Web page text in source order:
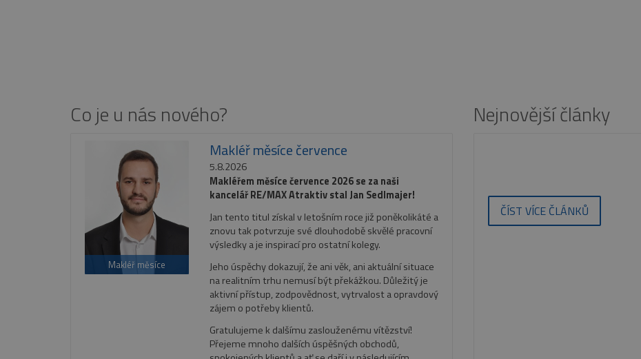
Co je u nás nového?
Makléř měsíce
Makléř měsíce července
5.8.2026
Makléřem měsíce července 2026 se za naši
kancelář RE/MAX Atraktiv stal Jan Sedlmajer!
Jan tento titul získal v letošním roce již poněkolikáté a
znovu tak potvrzuje své dlouhodobě skvělé pracovní
výsledky a je inspirací pro ostatní kolegy.
Jeho úspěchy dokazují, že ani věk, ani aktuální situace
na realitním trhu nemusí být překážkou. Důležitý je
aktivní přístup, zodpovědnost, vytrvalost a opravdový
zájem o potřeby klientů.
Gratulujeme k dalšímu zaslouženému vítězství!
Přejeme mnoho dalších úspěšných obchodů,
Nejnovější články
ČÍST VÍCE ČLÁNKŮ